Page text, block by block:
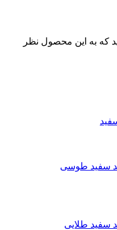
که به این محصول نظر
سفید طوسی
سفید‌ طلایی